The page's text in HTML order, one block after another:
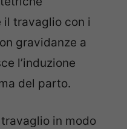
il travaglio con i
gravidanze a
l’induzione
del parto.
in modo